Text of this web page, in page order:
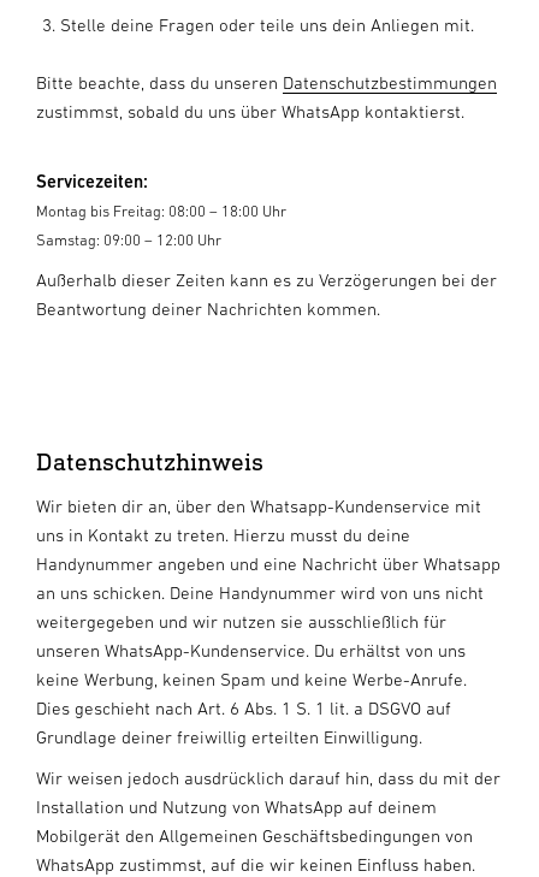
Stelle deine Fragen oder teile uns dein Anliegen mit.
Bitte beachte, dass du unseren Datenschutzbestimmungen
zustimmst, sobald du uns über WhatsApp kontaktierst.
Servicezeiten:
Montag bis Freitag: 08:00 – 18:00 Uhr
Samstag: 09:00 – 12:00 Uhr
Außerhalb dieser Zeiten kann es zu Verzögerungen bei der
Beantwortung deiner Nachrichten kommen.
Datenschutzhinweis
Wir bieten dir an, über den Whatsapp-Kundenservice mit
uns in Kontakt zu treten. Hierzu musst du deine
Handynummer angeben und eine Nachricht über Whatsapp
an uns schicken. Deine Handynummer wird von uns nicht
weitergegeben und wir nutzen sie ausschließlich für
unseren WhatsApp-Kundenservice. Du erhältst von uns
keine Werbung, keinen Spam und keine Werbe-Anrufe.
Dies geschieht nach Art. 6 Abs. 1 S. 1 lit. a DSGVO auf
Grundlage deiner freiwillig erteilten Einwilligung.
Wir weisen jedoch ausdrücklich darauf hin, dass du mit der
Installation und Nutzung von WhatsApp auf deinem
Mobilgerät den Allgemeinen Geschäftsbedingungen von
WhatsApp zustimmst, auf die wir keinen Einfluss haben.